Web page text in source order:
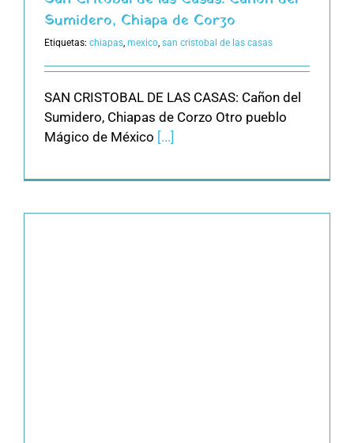
Sumidero, Chiapa de Corzo
Etiquetas: chiapas, mexico, san cristobal de las casas
SAN CRISTOBAL DE LAS CASAS: Cañon del
Sumidero, Chiapas de Corzo Otro pueblo
Mágico de México [...]